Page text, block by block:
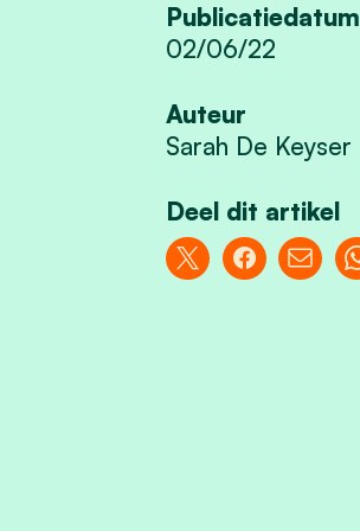
Publicatiedatum
02/06/22
Auteur
Sarah De Keyser
Deel dit artikel